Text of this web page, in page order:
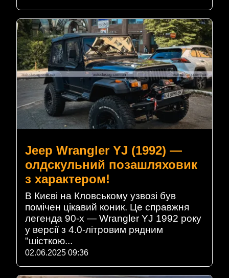
Jeep Wrangler YJ (1992) —
олдскульний позашляховик
з характером!
В Києві на Кловському узвозі був
помічен цікавий коник. Це справжня
легенда 90-х — Wrangler YJ 1992 року
у версії з 4.0-літровим рядним
"шісткою...
02.06.2025 09:36